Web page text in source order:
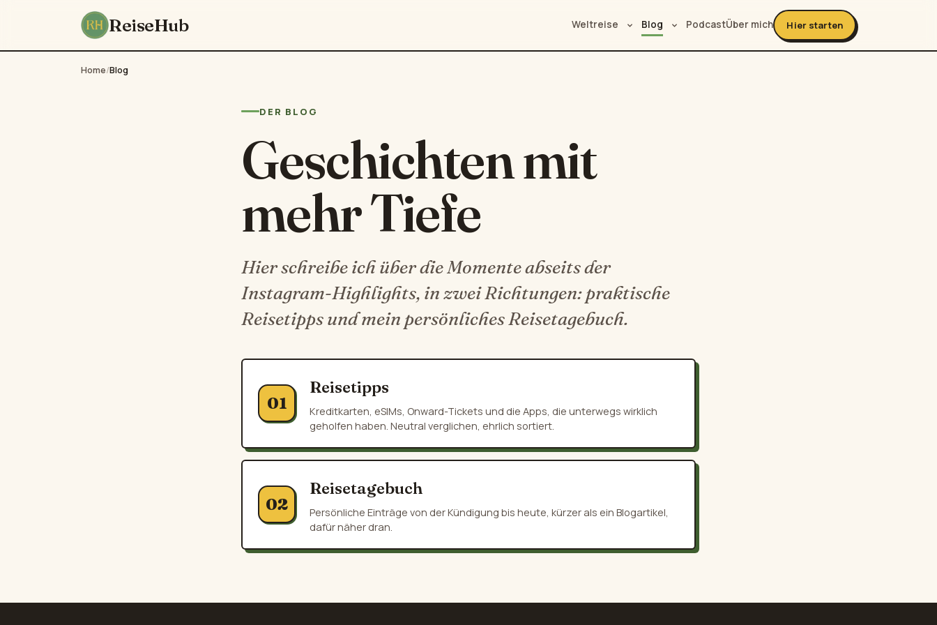
ReiseHub Weltreise Blog PodcastÜber mich Hier starten
Home/Blog
DER BLOG
Geschichten mit
mehr Tiefe
Hier schreibe ich über die Momente abseits der
Instagram-Highlights, in zwei Richtungen: praktische
Reisetipps und mein persönliches Reisetagebuch.
01
Reisetipps
Kreditkarten, eSIMs, Onward-Tickets und die Apps, die unterwegs wirklich
geholfen haben. Neutral verglichen, ehrlich sortiert.
02
Reisetagebuch
Persönliche Einträge von der Kündigung bis heute, kürzer als ein Blogartikel,
dafür näher dran.